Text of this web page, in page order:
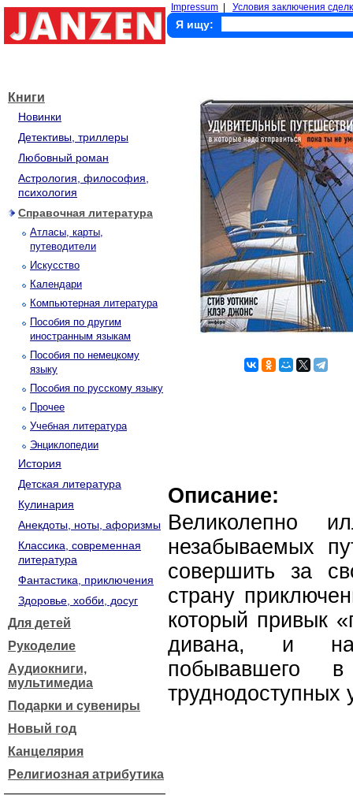
Impressum Условия заключения
Я ищу:
Книги
Новинки
Детективы, триллеры
Любовный роман
Астрология, философия,
психология
Справочная литература
Атласы, карты,
путеводители
Искусство
Календари
Компьютерная литература
Пособия по другим
иностранным языкам
Пособия по немецкому
языку
Пособия по русскому языку
Прочее
Учебная литература
Энциклопедии
История
Детская литература
Кулинария
Анекдоты, ноты, афоризмы
Классика, современная
литература
Фантастика, приключения
Здоровье, хобби, досуг
Для детей
Рукоделие
Аудиокниги,
мультимедиа
Подарки и сувениры
Новый год
Канцелярия
Религиозная атрибутика
Описание:
Великолепно
незабываемых
совершить за
страну
который привык
дивана, и
побывавшего
труднодоступных